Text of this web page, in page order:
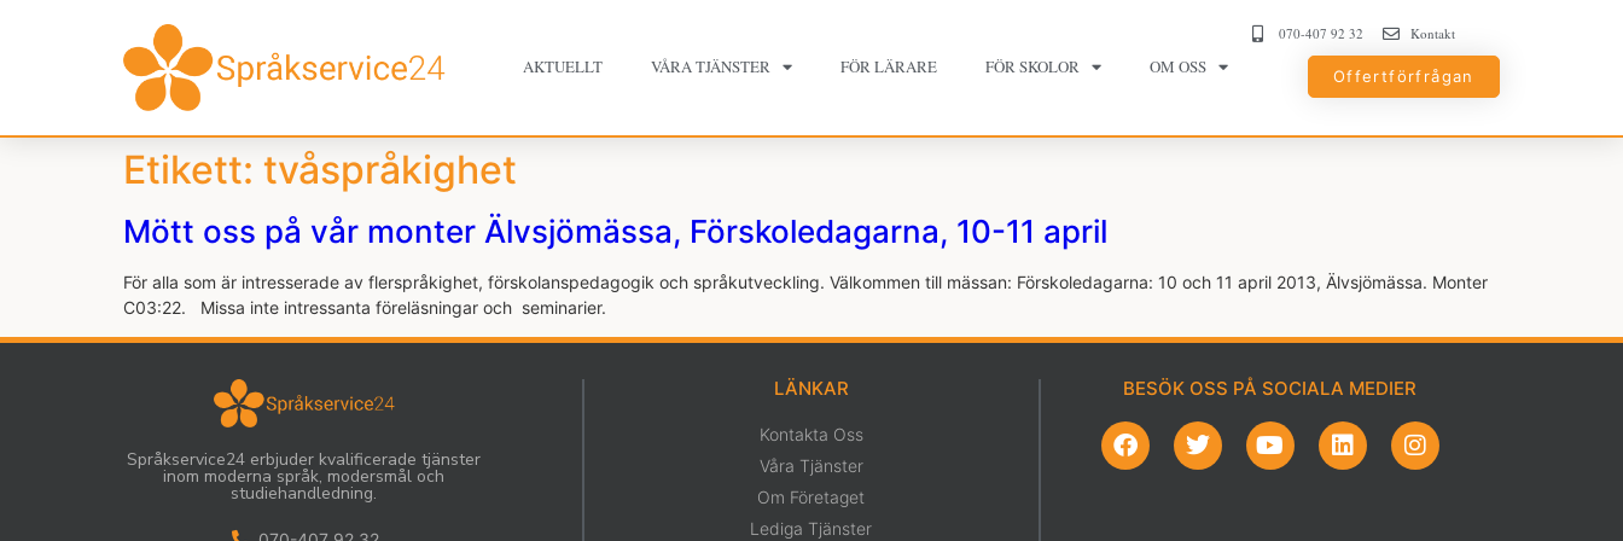
AKTUELLT VÅRA TJÄNSTER FÖR LÄRARE FÖR SKOLOR OM OSS
070-407 92 32 Kontakt
Offertförfrågan
Etikett: tvåspråkighet
Mött oss på vår monter Älvsjömässa, Förskoledagarna, 10-11 april
För alla som är intresserade av flerspråkighet, förskolanspedagogik och språkutveckling. Välkommen till mässan: Förskoledagarna: 10 och 11 april 2013, Älvsjömässa. Monter
C03:22. Missa inte intressanta föreläsningar och seminarier.
Språkservice24 erbjuder kvalificerade tjänster
inom moderna språk, modersmål och
studiehandledning.
LÄNKAR
Kontakta Oss
Våra Tjänster
Om Företaget
Lediga Tjänster
BESÖK OSS PÅ SOCIALA MEDIER